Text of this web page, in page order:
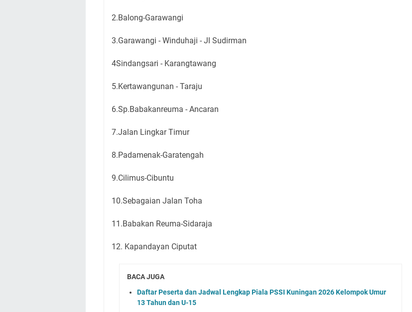
2.Balong-Garawangi
3.Garawangi - Winduhaji - Jl Sudirman
4Sindangsari - Karangtawang
5.Kertawangunan - Taraju
6.Sp.Babakanreuma - Ancaran
7.Jalan Lingkar Timur
8.Padamenak-Garatengah
9.Cilimus-Cibuntu
10.Sebagaian Jalan Toha
11.Babakan Reuma-Sidaraja
12. Kapandayan Ciputat
BACA JUGA
Daftar Peserta dan Jadwal Lengkap Piala PSSI Kuningan 2026 Kelompok Umur
13 Tahun dan U-15